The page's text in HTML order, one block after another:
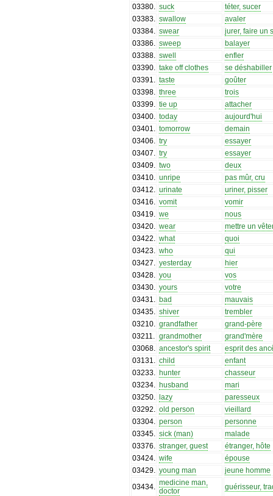
03380 suck
téter, sucer
03383
swallow
avaler
03384
swear
jurer, faire un
03386
sweep
balayer
03388
swell
enfler
03390
take off clothes
se déshabiller
03391
taste
goûter
03398
three
trois
03399
tie up
attacher
03400
today
aujourd'hui
03401
tomorrow
demain
03406
try
essayer
03407
try
essayer
03409
two
deux
03410
unripe
pas mûr, cru
03412
urinate
uriner, pisser
03416
vomit
vomir
03419
we
nous
03420
wear
mettre un
03422
what
quoi
03423
who
qui
03427
yesterday
hier
03428
you
vos
03430
yours
votre
03431
bad
mauvais
03435
shiver
trembler
03210
grandfather
grand-père
03211
grandmother
grand'mère
03068
ancestor's spirit
esprit des
03131
child
enfant
03233
hunter
chasseur
03234
husband
mari
03250
lazy
paresseux
03292
old person
vieillard
03304
person
personne
03345
sick (man)
malade
03376
stranger, guest
étranger, hôte
03424
wife
épouse
03429
young man
jeune homme
03434
medicine man,
doctor
guérisseur,